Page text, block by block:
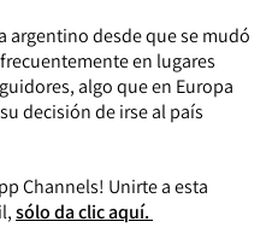
argentino desde que se mudó
en lugares
algo que en Europa
decisión de irse al país
Channels! Unirte a esta
sólo da clic aquí.